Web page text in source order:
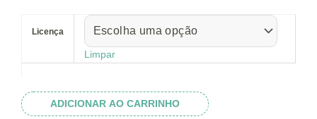
através
R$ 32.82
Licença
Limpar
Feliz
quantidadeADICIONAR AO CARRINHO